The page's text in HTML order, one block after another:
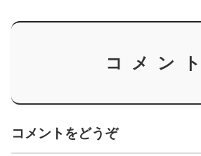
コメント
コメントをどうぞ